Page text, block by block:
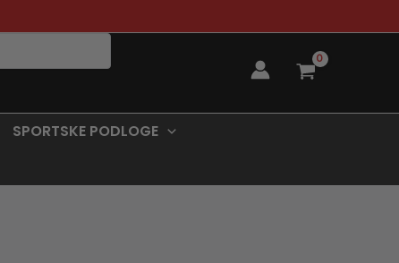
SPORTSKE PODLOGE